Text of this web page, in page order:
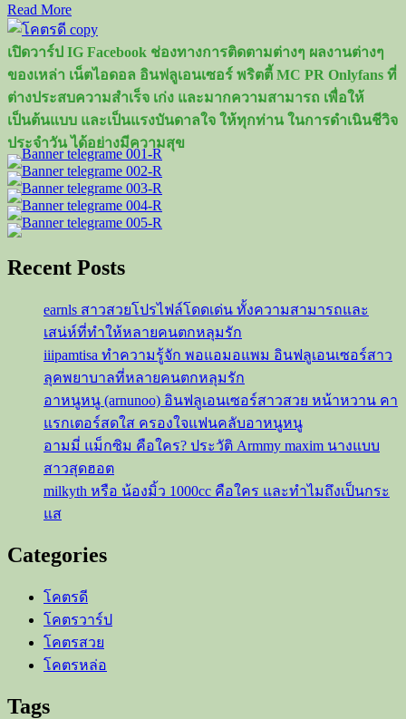
Read MoreRead
more
about
Konan
Koyoi
อดีต
ดาว
AV
ญี่ปุ่น
ก่อน
เริ่ม
เส้น
ค
เอ
เตอร์
เปิดวาร์ป IG Facebook ช่องทางการติดตามต่างๆ ผลงานต่างๆ
ของเหล่า เน็ตไอดอล อินฟลูเอนเซอร์ พริตตี้ MC PR Onlyfans ที่
ต่างประสบความสำเร็จ เก่ง และมากความสามารถ เพื่อให้
เป็นต้นแบบ และเป็นแรงบันดาลใจ ให้ทุกท่าน ในการดำเนินชีวิจ
ประจำวัน ได้อย่างมีความสุข
Recent Posts
earnls สาวสวยโปรไฟล์โดดเด่น ทั้งความสามารถและ
เสน่ห์ที่ทำให้หลายคนตกหลุมรัก
iiipamtisa ทำความรู้จัก พอแอมอแพม อินฟลูเอนเซอร์สาว
ลุคพยาบาลที่หลายคนตกหลุมรัก
อาหนูหนู (arnunoo) อินฟลูเอนเซอร์สาวสวย หน้าหวาน คา
แรกเตอร์สดใส ครองใจแฟนคลับอาหนูหนู
อามมี่ แม็กซิม คือใคร? ประวัติ Armmy maxim นางแบบ
สาวสุดฮอต
milkyth หรือ น้องมิ้ว 1000cc คือใคร และทำไมถึงเป็นกระ
แส
Categories
โคตรดี
โคตรวาร์ป
โคตรสวย
โคตรหล่อ
Tags